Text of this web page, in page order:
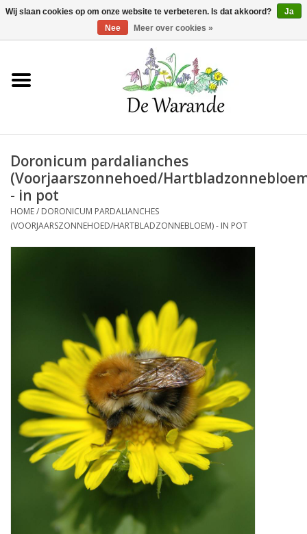
Winkelwagen >0 Artikelen - €0,00
Home
Voorjaarsbloeiers
Zomerbloeiers
Bodemverbetering
Overige producten
Advies
Onze tuinen!
Sterke Bollen Dagen
Doronicum pardalianches
(Voorjaarszonnehoed/
- in pot
HOME/ DORONICUM PARDALIANCHES
(VOORJAARSZONNEHOED/HARTBLADZONNEBLOEM) - IN POT
Wij slaan cookies op om onze website te verbeteren. Is dat akkoord?
Ja
Nee
Meer over cookies »